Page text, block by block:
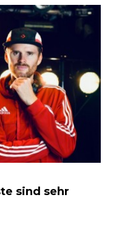
sind sehr